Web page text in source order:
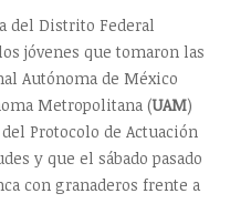
del Distrito Federal
jóvenes que tomaron las
Autónoma de México
Metropolitana (UAM)
Protocolo de Actuación
y que el sábado pasado
con granaderos frente a